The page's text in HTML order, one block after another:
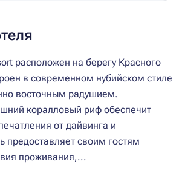
расположен на берегу Красного
в современном нубийском стиле
восточным радушием.
коралловый риф обеспечит
от дайвинга и
предоставляет своим гостям
проживания,...